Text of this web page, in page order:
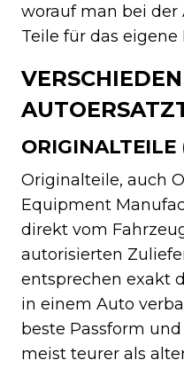
worauf man bei der
Teile für das
ORIGINALTEILE
Originalteile, auch
Equipment
direkt vom
autorisierten
entsprechen exakt
in einem Auto
beste Passform
meist teurer als